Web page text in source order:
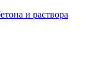
и раствора